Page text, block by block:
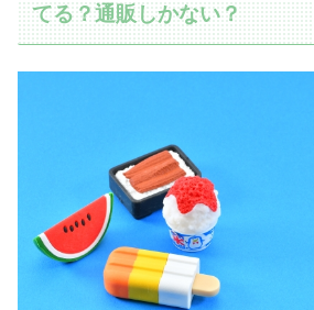
てる？通販しかない？